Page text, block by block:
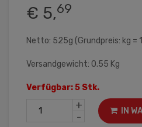
€ 5,69
Netto: 525g (Grundpreis: kg =
Versandgewicht: 0.55 Kg
Verfügbar: 5 Stk.
+
-
IN